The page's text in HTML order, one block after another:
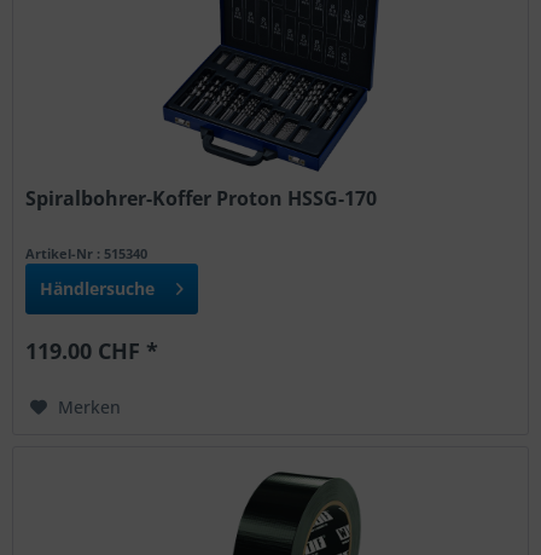
Spiralbohrer-Koffer Proton HSSG-170
Artikel-Nr : 515340
Händlersuche
119.00 CHF *
Merken